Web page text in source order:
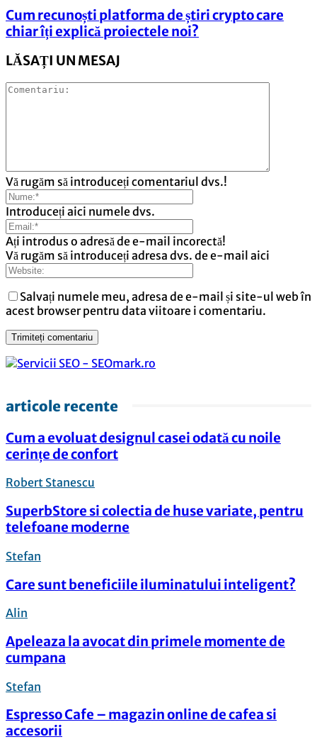
Cum recunoști platforma de știri crypto care
chiar îți explică proiectele noi?
LĂSAȚI UN MESAJ
Vă rugăm să introduceți comentariul dvs.!
Introduceți aici numele dvs.
Ați introdus o adresă de e-mail incorectă!
Vă rugăm să introduceți adresa dvs. de e-mail aici
Salvați numele meu, adresa de e-mail și site-ul web în
acest browser pentru data viitoare i comentariu.
articole recente
Cum a evoluat designul casei odată cu noile
cerințe de confort
Robert Stanescu
SuperbStore si colectia de huse variate, pentru
telefoane moderne
Stefan
Care sunt beneficiile iluminatului inteligent?
Alin
Apeleaza la avocat din primele momente de
cumpana
Stefan
Espresso Cafe – magazin online de cafea si
accesorii